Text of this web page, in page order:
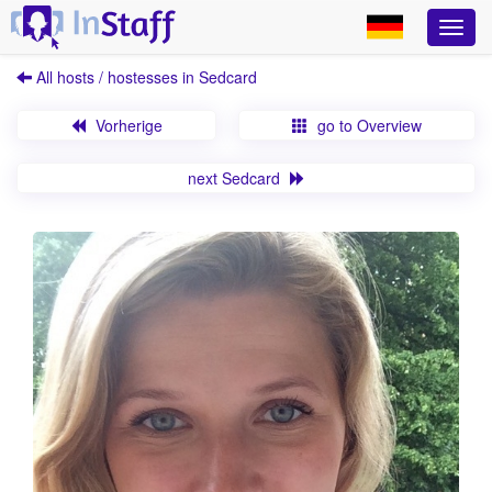
All hosts / hostesses in Sedcard
Vorherige go to Overview
next Sedcard